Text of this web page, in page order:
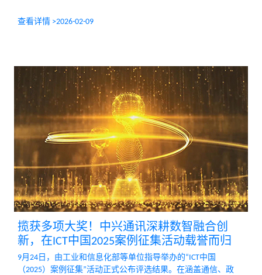
查看详情 >2026-02-09
揽获多项大奖！中兴通讯深耕数智融合创
新，在ICT中国2025案例征集活动载誉而归
9月24日，由工业和信息化部等单位指导举办的“ICT中国
（2025）案例征集”活动正式公布评选结果。在涵盖通信、政